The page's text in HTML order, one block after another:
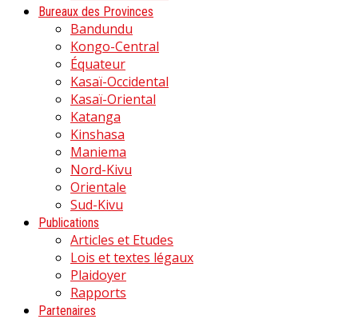
Bureaux des Provinces
Bandundu
Kongo-Central
Équateur
Kasaï-Occidental
Kasaï-Oriental
Katanga
Kinshasa
Maniema
Nord-Kivu
Orientale
Sud-Kivu
Publications
Articles et Etudes
Lois et textes légaux
Plaidoyer
Rapports
Partenaires